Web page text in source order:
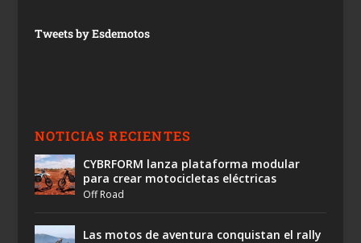
Tweets by Esdemotos
NOTICIAS RECIENTES
CYBRFORM lanza plataforma modular
para crear motocicletas eléctricas
Off Road
Las motos de aventura conquistan el rally